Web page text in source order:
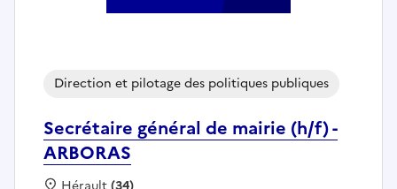
Secrétaire général de mairie (h/f) -
ARBORAS
Direction et pilotage des politiques publiques